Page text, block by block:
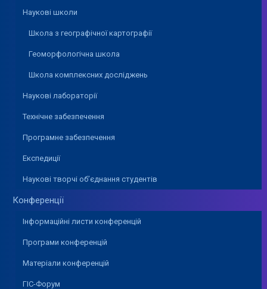
Наукові школи
Школа з географічної картографії
Геоморфологічна школа
Школа комплексних досліджень
Наукові лабораторії
Технічне забезпечення
Програмне забезпечення
Експедиції
Наукові творчі об’єднання студентів
Конференції
Інформаційні листи конференцій
Програми конференцій
Матеріали конференцій
ГІС-Форум